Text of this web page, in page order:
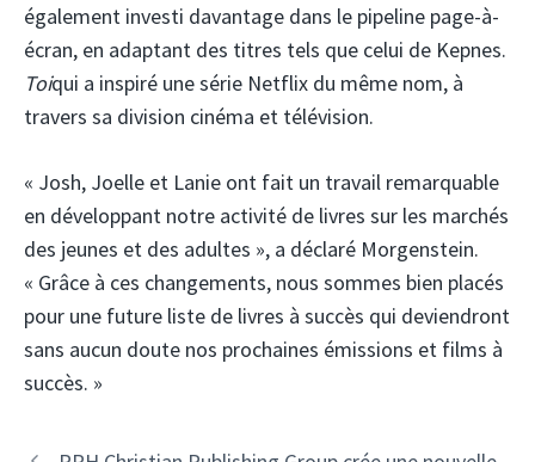
également investi davantage dans le pipeline page-à-
écran, en adaptant des titres tels que celui de Kepnes.
Toiqui a inspiré une série Netflix du même nom, à
travers sa division cinéma et télévision.
« Josh, Joelle et Lanie ont fait un travail remarquable
en développant notre activité de livres sur les marchés
des jeunes et des adultes », a déclaré Morgenstein.
« Grâce à ces changements, nous sommes bien placés
pour une future liste de livres à succès qui deviendront
sans aucun doute nos prochaines émissions et films à
succès. »